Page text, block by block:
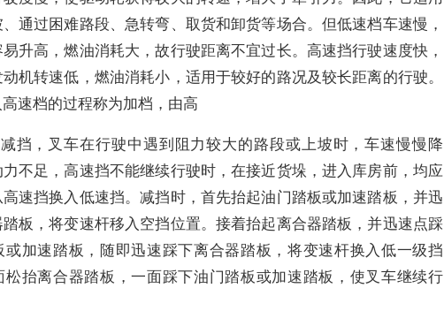
通过困难路段、急转弯、取货和卸货等场合。但低速档车速慢，
升高，燃油消耗大，故行驶距离不宜过长。高速挡行驶速度快，
机转速低，燃油消耗小，适用于较好的路况及较长距离的行驶。
速档的过程称为加档，由高
挡，叉车在行驶中遇到阻力较大的路段或上坡时，车速慢慢降
不足，高速挡不能继续行驶时，在接近货垛，进入库房前，均应
速挡换入低速挡。减挡时，首先抬起油门踏板或加速踏板，并迅
板，将变速杆移入空挡位置。接着抬起离合器踏板，并迅速点踩
或加速踏板，随即迅速踩下离合器踏板，将变速杆换入低一级挡
松抬离合器踏板，一面踩下油门踏板或加速踏板，使叉车继续行